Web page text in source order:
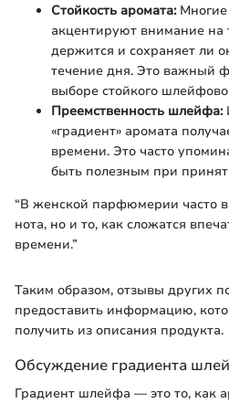
Стойкость аромата:Многие
акцентируют внимание на
держится и сохраняет ли
течение дня. Это важный
выборе стойкого
Преемственность шлейфа:
«градиент» аромата
времени. Это часто
быть полезным при
“В женской парфюмерии часто
нота, но и то, как сложатся
времени.”
Таким образом, отзывы других
предоставить информацию,
получить из описания продукта.
Обсуждение градиента
Градиент шлейфа — это то, как